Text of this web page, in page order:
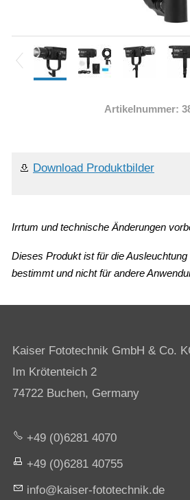
Artikelnummer:
Download Produktbilder
Irrtum und technische Änderungen
Dieses Produkt ist für die
bestimmt und nicht für andere
Kaiser Fototechnik GmbH & Co.
Im Krötenteich 2
74722 Buchen, Germany
+49 (0)6281 4070
+49 (0)6281 40755
nf
k s r-f t t chn k d